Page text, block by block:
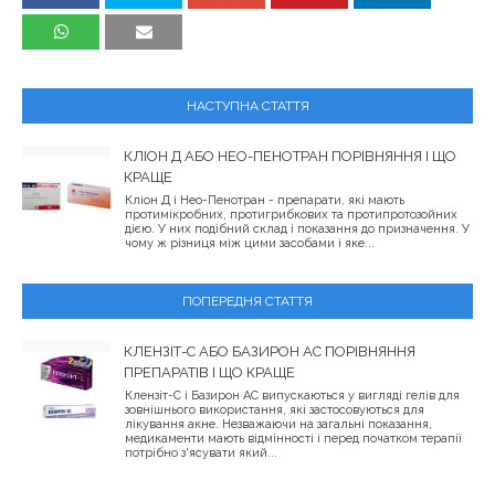
НАСТУПНА СТАТТЯ
КЛІОН Д АБО НЕО-ПЕНОТРАН ПОРІВНЯННЯ І ЩО
КРАЩЕ
Кліон Д і Нео-Пенотран - препарати, які мають
протимікробних, протигрибкових та протипротозойних
дією. У них подібний склад і показання до призначення. У
чому ж різниця між цими засобами і яке...
ПОПЕРЕДНЯ СТАТТЯ
КЛЕНЗІТ-С АБО БАЗИРОН АС ПОРІВНЯННЯ
ПРЕПАРАТІВ І ЩО КРАЩЕ
Клензіт-С і Базирон АС випускаються у вигляді гелів для
зовнішнього використання, які застосовуються для
лікування акне. Незважаючи на загальні показання,
медикаменти мають відмінності і перед початком терапії
потрібно з'ясувати який...